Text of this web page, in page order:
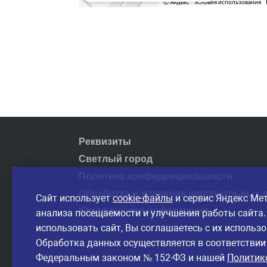
Реквизиты
Светлый город
Обработка и хранение персональных
Юридическая информация
Сайт использует cookie-файлы и сервис Яндекс
анализа посещаемости и улучшения работы
использовать сайт, Вы соглашаетесь с их
Обработка данных осуществляется в
Федеральным законом № 152-ФЗ и нашей